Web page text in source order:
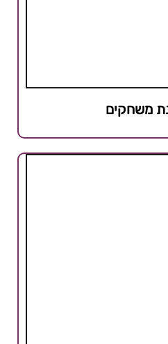
משחקים